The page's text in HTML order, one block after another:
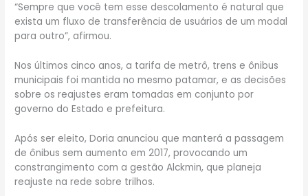
“Sempre que você tem esse descolamento é natural que
exista um fluxo de transferência de usuários de um modal
para outro”, afirmou.
Nos últimos cinco anos, a tarifa de metrô, trens e ônibus
municipais foi mantida no mesmo patamar, e as decisões
sobre os reajustes eram tomadas em conjunto por
governo do Estado e prefeitura.
Após ser eleito, Doria anunciou que manterá a passagem
de ônibus sem aumento em 2017, provocando um
constrangimento com a gestão Alckmin, que planeja
reajuste na rede sobre trilhos.